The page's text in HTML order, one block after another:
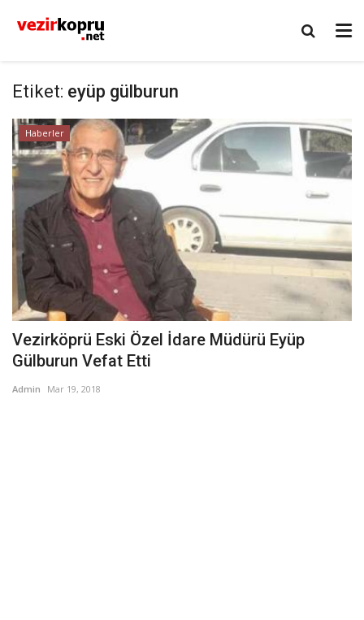
Etiket: eyüp gülburun
Haberler
Vezirköprü Eski Özel İdare Müdürü Eyüp
Gülburun Vefat Etti
Admin Mar 19, 2018